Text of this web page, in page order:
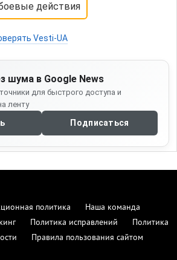
действия
Vesti-UA
шума в Google News
для быстрого доступа и
ленту
Подписаться
политика
Наша команда
Политика исправлений
Политика
Правила пользования сайтом